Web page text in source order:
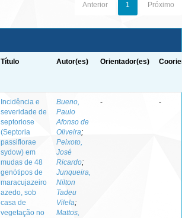
Anterior 1 Próximo
Título Autor(es) Orientador(es)
Incidência e
severidade de
septoriose
(Septoria
passiflorae
sydow) em
mudas de 48
genótipos de
maracujazeiro
azedo, sob
casa de
vegetação no
Bueno,
Paulo
Afonso de
Oliveira;
Peixoto,
José
Ricardo;
Junqueira,
Nilton
Tadeu
Vilela;
Mattos,
- -